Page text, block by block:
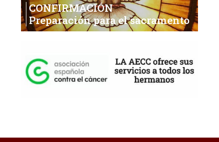
CONFIRMACIÓN
Preparación para el sacramento